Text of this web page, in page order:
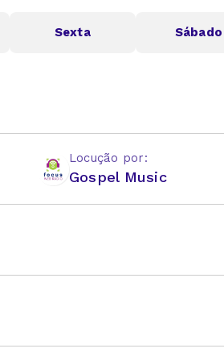
Sexta Sábado
Locução por:
Gospel Music